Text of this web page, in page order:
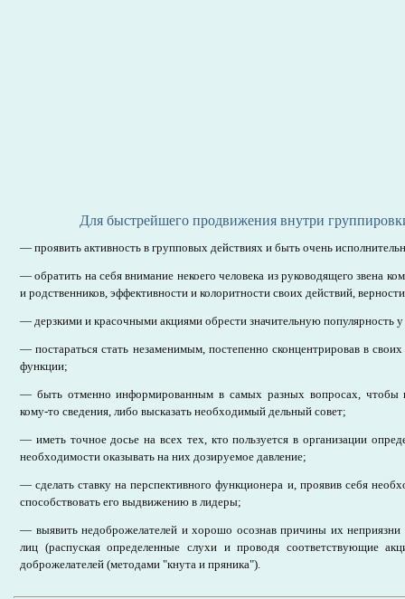
Для быстрейшего продвижения внутри
— проявить активность в групповых действиях и быть очень
— обратить на себя внимание некоего человека из руководящего звена
и родственников, эффективности и колоритности своих действий,
— дерзкими и красочными акциями обрести значительную популярность
— постараться стать незаменимым, постепенно сконцентрировав в
функции;
— быть отменно информированным в самых разных вопросах, чтобы
кому-то сведения, либо высказать необходимый дельный совет;
— иметь точное досье на всех тех, кто пользуется в организации
необходимости оказывать на них дозируемое давление;
— сделать ставку на перспективного функционера и, проявив себя
способствовать его выдвижению в лидеры;
— выявить недоброжелателей и хорошо осознав причины их неприязни
лиц (распуская определенные слухи и проводя соответствующие
доброжелателей (методами "кнута и пряника").